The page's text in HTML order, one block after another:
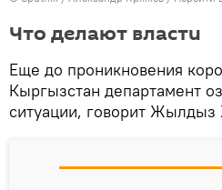
Что делают власти
Еще до проникновения
Кыргызстан департамент
ситуации, говорит Жылдыз